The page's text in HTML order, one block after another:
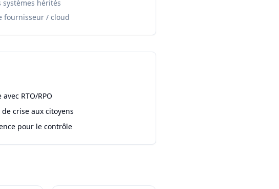
systèmes hérités
fournisseur / cloud
RTO/RPO
crise aux citoyens
pour le contrôle